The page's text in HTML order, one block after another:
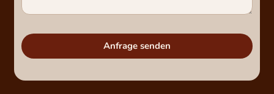
Anfrage senden